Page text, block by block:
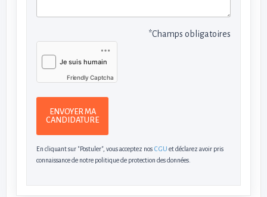
*Champs obligatoires
Friendly Captcha
ENVOYER MA
CANDIDATURE
En cliquant sur "Postuler", vous acceptez nos CGU et déclarez avoir pris
connaissance de notre politique de protection des données.